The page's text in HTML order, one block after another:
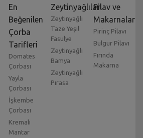
En
Beğenilen
Çorba
Tarifleri
Domates
Çorbası
Yayla
Çorbası
İşkembe
Çorbası
Kremalı
Mantar
Zeytinyağlılar
Zeytinyağlı
Taze Yeşil
Fasulye
Zeytinyağlı
Bamya
Zeytinyağlı
Pırasa
Pilav ve
Makarnalar
Pirinç Pilavı
Bulgur Pilavı
Fırında
Makarna